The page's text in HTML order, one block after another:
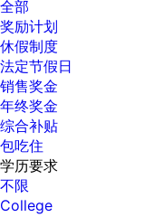
全部
奖励计划
休假制度
法定节假日
销售奖金
年终奖金
综合补贴
包吃住
学历要求
不限
College